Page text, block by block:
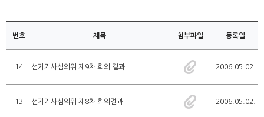
번호 제목 첨부파일 등록일
14 선거기사심의위 제9차 회의 결과 2006.05.02.
13 선거기사심의위 제8차 회의결과 2006.05.02.